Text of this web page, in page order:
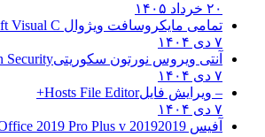
تمامی مایکروسافت ویژوال CVisual C++
آنتی ویروس نورتون سکوریتیNorton Security
– ویرایش فایلHosts File Editor+
آفیس 2019
2019 Microsoft Office 2019 Pro Plus v